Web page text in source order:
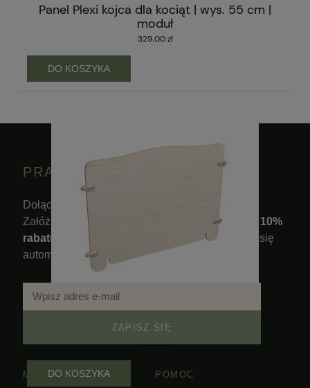
Panel Plexi kojca dla kociąt | wys. 55 cm |
moduł
329,00 zł
DO KOSZYKA
Panel pełny kojca dla kociąt | wys. 55 cm |
moduł
179,00 zł
DO KOSZYKA
PRASKA NEWSLETTER
Dołącz do świata PRASKA.
Załóż konto, zapisz się do newslettera iodbierz 10%
rabatu na pierwsze zamówienie
. Rabat pojawi się
automatycznie w koszyku.
ZAPISZ SIĘ
MOJE KONTO POMOC